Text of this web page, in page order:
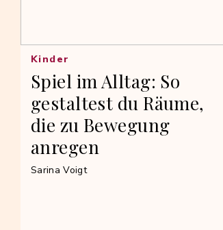
Spiel im Alltag: So
gestaltest du Räume,
die zu Bewegung
anregen
Kinder
Sarina Voigt